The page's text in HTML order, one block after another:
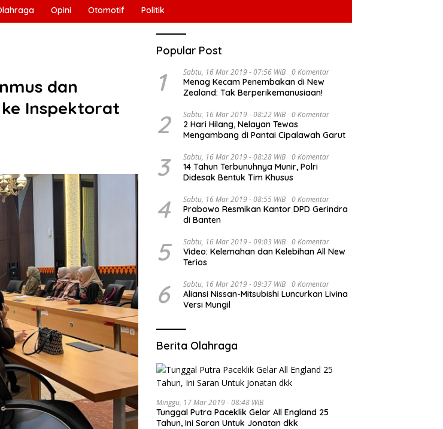
Opini Otomotif Politik
dan
ke Inspektorat
Popular Post
1 Sabtu, 16 Mar 2019 - 07:56 WIB 0 Komentar
Menag Kecam Penembakan di New
Zealand: Tak Berperikemanusiaan!
2 Sabtu, 16 Mar 2019 - 08:22 WIB 0 Komentar
2 Hari Hilang, Nelayan Tewas
Mengambang di Pantai Cipalawah Garut
3 Sabtu, 16 Mar 2019 - 08:28 WIB 0 Komentar
14 Tahun Terbunuhnya Munir, Polri
Didesak Bentuk Tim Khusus
4 Sabtu, 16 Mar 2019 - 08:55 WIB 0 Komentar
Prabowo Resmikan Kantor DPD Gerindra
di Banten
5 Sabtu, 16 Mar 2019 - 09:03 WIB 0 Komentar
Video: Kelemahan dan Kelebihan All New
Terios
6 Sabtu, 16 Mar 2019 - 09:37 WIB 0 Komentar
Aliansi Nissan-Mitsubishi Luncurkan Livina
Versi Mungil
Berita Olahraga
Minggu, 17 Mar 2019 - 08:48 WIB
Tunggal Putra Paceklik Gelar All England 25
Tahun, Ini Saran Untuk Jonatan dkk